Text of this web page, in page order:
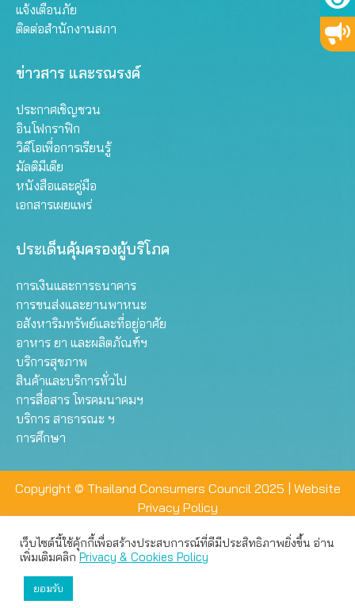
แจ้งเตือนภัย
ติดต่อสำนักงานสภา
ข่าวสาร และรณรงค์
ประกาศเชิญชวน
อินโฟกราฟิก
วิดีโอเพื่อการเรียนรู้
มัลติมีเดีย
หนังสือและคู่มือ
เอกสารเผยแพร่
ประเด็นคุ้มครองผู้บริโภค
การเงินและการธนาคาร
การขนส่งและยานพาหนะ
อสังหาริมทรัพย์และที่อยู่อาศัย
อาหาร ยา และผลิตภัณฑ์ฯ
บริการสุขภาพ
สินค้าและบริการทั่วไป
การสื่อสาร โทรคมนาคมฯ
บริการ สาธารณะ ฯ
การศึกษา
Copyright © Thailand Consumers Council 2025 | Website
Privacy Policy
เว็บไซต์นี้ใช้คุ้กกี้เพื่อสร้างประสบการณ์ที่ดีมีประสิทธิภาพยิ่งขึ้น อ่าน
เพิ่มเติมคลิกPrivacy & Cookies Policy
ยอมรับ
เว็บไซต์นี้ใช้คุกกี้เพื่อมอบประสบการณ์การใช้งานที่ดีให้แก่ท่าน คุณ
สามารถเลือกตั้งค่าความเป็นส่วนตัวได้
ยอมรับทั้งหมด